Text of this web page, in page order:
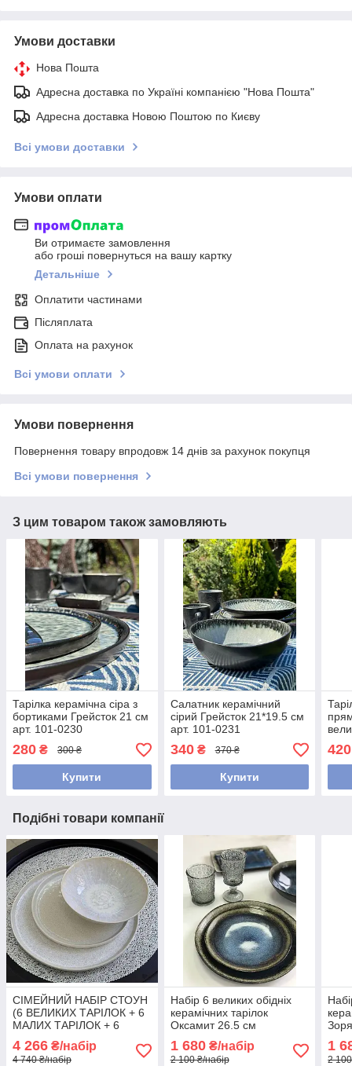
Умови доставки
Нова Пошта
Адресна доставка по Україні компанією "Нова Пошта"
Адресна доставка Новою Поштою по Києву
Всі умови доставки
Умови оплати
Ви отримаєте замовлення
або гроші повернуться на вашу картку
Детальніше
Оплатити частинами
Післяплата
Оплата на рахунок
Всі умови оплати
Умови повернення
Повернення товару впродовж 14 днів за рахунок покупця
Всі умови повернення
З цим товаром також замовляють
Тарілка керамічна сіра з
бортиками Грейсток 21 см
арт. 101-0230
280 ₴ 300 ₴
Купити
Салатник керамічний
сірий Грейсток 21*19.5 см
арт. 101-0231
340₴ 370 ₴
Купити
420
Подібні товари компанії
СІМЕЙНИЙ НАБІР СТОУН
(6 ВЕЛИКИХ ТАРІЛОК + 6
МАЛИХ ТАРІЛОК + 6
4 266 ₴/набір
4 740 ₴/набір
Набір 6 великих обідніх
керамічних тарілок
Оксамит 26.5 см
1 680₴/набір
2 100 ₴/набір
1
2